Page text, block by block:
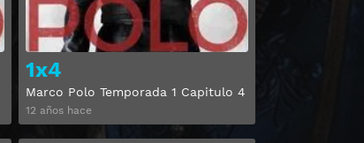
1x4
Marco Polo Temporada 1 Capitulo 4
12 años hace